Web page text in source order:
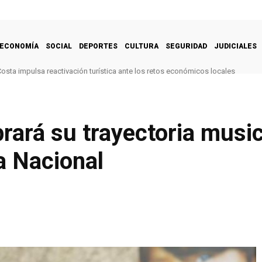
ECONOMÍA SOCIAL DEPORTES CULTURA SEGURIDAD JUDICIALES
impulsa reactivación turística ante los retos económicos locales
su trayectoria
Nacional